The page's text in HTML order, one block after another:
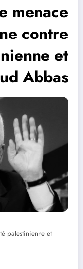
menace
contre
et
Abbas
palestinienne et